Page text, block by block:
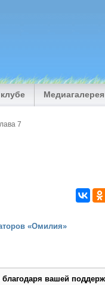
Медиагалерея
7
«Омилия»
вашей